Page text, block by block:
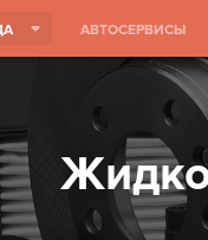
АВТОСЕРВИСЫ